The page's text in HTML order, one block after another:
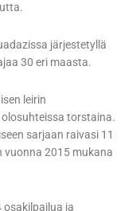
järjestetyllä
30 eri maasta.
leirin
olosuhteissa torstaina.
sarjaan raivasi 11
vuonna 2015 mukana
osakilpailua ja